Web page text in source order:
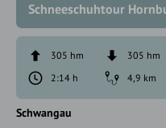
Schneeschuhtour
305 hm
305 hm
2:14 h
4,9 km
Schwangau